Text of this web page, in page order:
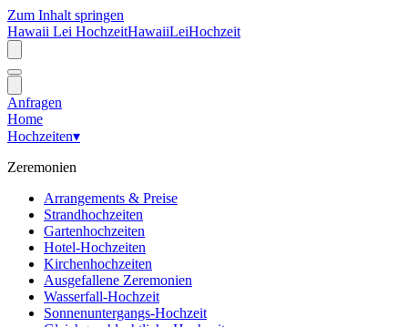
Zum Inhalt springen
Hawaii Lei HochzeitHawaiiLeiHochzeit
Anfragen
Home
Hochzeiten▾
Zeremonien
Arrangements & Preise
Strandhochzeiten
Gartenhochzeiten
Hotel-Hochzeiten
Kirchenhochzeiten
Ausgefallene Zeremonien
Wasserfall-Hochzeit
Sonnenuntergangs-Hochzeit